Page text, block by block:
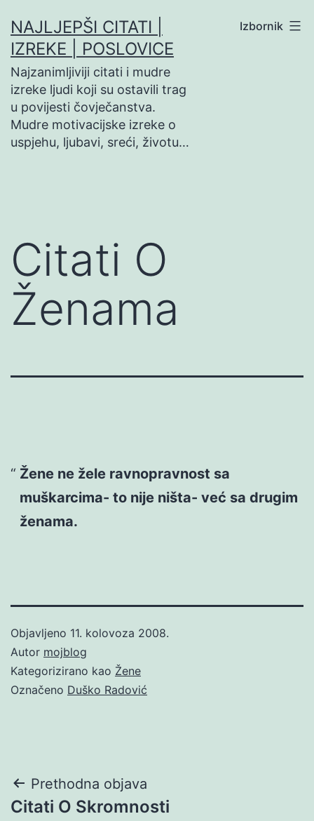
na
sadržaj
NAJLJEPŠI CITATI |
IZREKE | POSLOVICE
Najzanimljiviji citati i mudre
izreke ljudi koji su ostavili trag
u povijesti čovječanstva.
Mudre motivacijske izreke o
uspjehu, ljubavi, sreći, životu…
Izbornik
Citati O
Ženama
Žene ne žele ravnopravnost sa
muškarcima- to nije ništa- već sa drugim
ženama.
Objavljeno 11. kolovoza 2008.
Autor mojblog
Kategorizirano kao Žene
Označeno Duško Radović
Navigacija
Prethodna objava
Citati O Skromnosti